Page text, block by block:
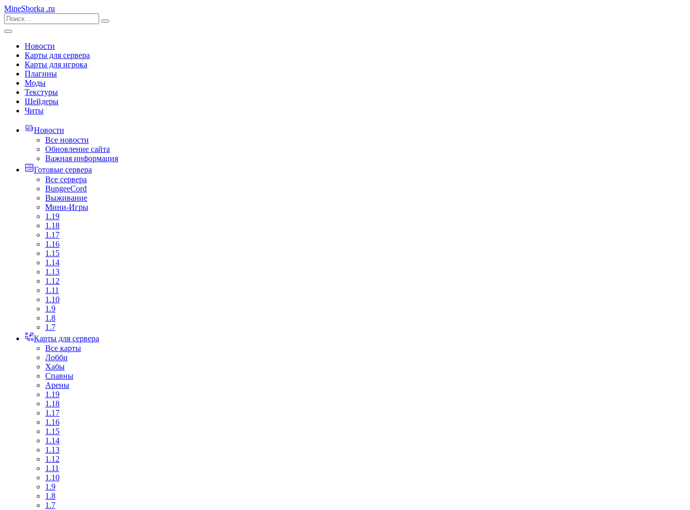
MineSborka .ru
Новости
Карты для сервера
Карты для игрока
Плагины
Моды
Текстуры
Шейдеры
Читы
Новости
Все новости
Обновление сайта
Важная информация
Готовые сервера
Все сервера
BungeeCord
Выживание
Мини-Игры
1.19
1.18
1.17
1.16
1.15
1.14
1.13
1.12
1.11
1.10
1.9
1.8
1.7
Карты для сервера
Все карты
Лобби
Хабы
Спавны
Арены
1.19
1.18
1.17
1.16
1.15
1.14
1.13
1.12
1.11
1.10
1.9
1.8
1.7